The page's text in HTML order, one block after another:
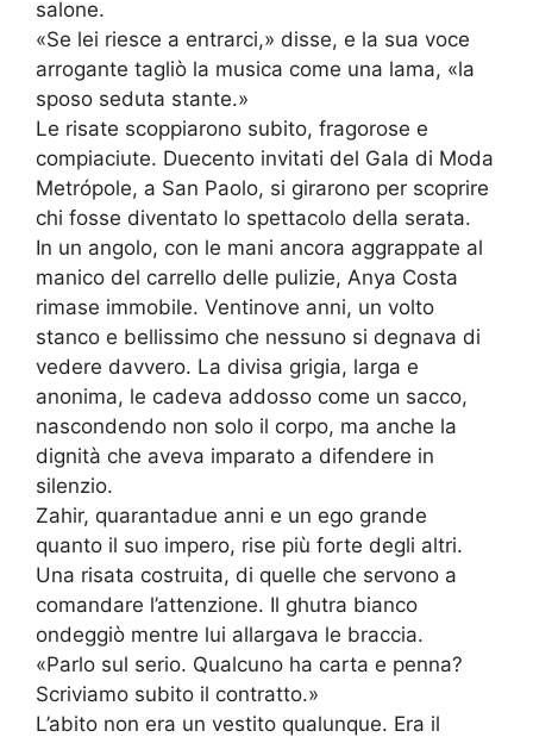
salone.
«Se lei riesce a entrarci,» disse, e la sua voce
arrogante tagliò la musica come una lama, «la
sposo seduta stante.»
Le risate scoppiarono subito, fragorose e
compiaciute. Duecento invitati del Gala di Moda
Metrópole, a San Paolo, si girarono per scoprire
chi fosse diventato lo spettacolo della serata.
In un angolo, con le mani ancora aggrappate al
manico del carrello delle pulizie, Anya Costa
rimase immobile. Ventinove anni, un volto
stanco e bellissimo che nessuno si degnava di
vedere davvero. La divisa grigia, larga e
anonima, le cadeva addosso come un sacco,
nascondendo non solo il corpo, ma anche la
dignità che aveva imparato a difendere in
silenzio.
Zahir, quarantadue anni e un ego grande
quanto il suo impero, rise più forte degli altri.
Una risata costruita, di quelle che servono a
comandare l’attenzione. Il ghutra bianco
ondeggiò mentre lui allargava le braccia.
«Parlo sul serio. Qualcuno ha carta e penna?
Scriviamo subito il contratto.»
L’abito non era un vestito qualunque. Era il